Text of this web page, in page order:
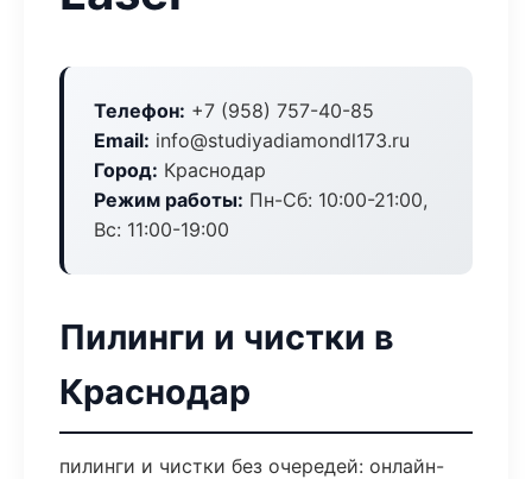
Телефон: +7 (958) 757-40-85
Email: info@studiyadiamondl173.ru
Город: Краснодар
Режим работы: Пн-Сб: 10:00-21:00,
Вс: 11:00-19:00
Пилинги и чистки в
Краснодар
пилинги и чистки без очередей: онлайн-